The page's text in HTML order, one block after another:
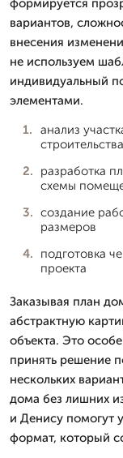
формируется
вариантов,
внесения
не используем
индивидуальный
элементами.
анализ
строительства
разработка
схемы
создание
размеров
подготовка
проекта
Заказывая план
абстрактную
объекта. Это
принять решение
нескольких
дома без лишних
и Денису помогут
формат, который